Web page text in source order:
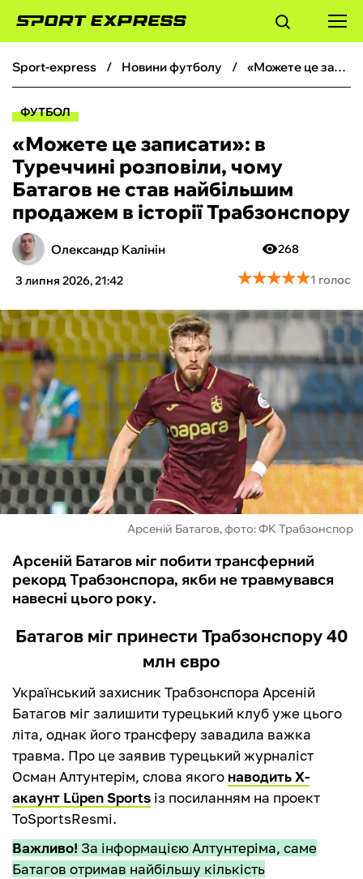
ФУТБОЛ
БОКС
ХОКЕЙ
ТЕНІС
КІБЕРСПОРТ
ЧС-2026
ФУТЗАЛ
ІНШІ
БУКМЕКЕРИ
sport-express новини футболу «Можете це записати»: в Туреччині розповіли, чому Батагов не став найбільшим продажем в історії Трабзонспору
ФУТБОЛ
«Можете це записати»: в
Туреччині розповіли, чому
Батагов не став найбільшим
продажем в історії Трабзонспору
Олександр Калінін
3 липня 2026, 21:42
268
★★★★★
★★★★★1 голос
Арсеній Батагов, фото: ФК Трабзонспор
Арсеній Батагов міг побити трансферний
рекорд Трабзонспора, якби не травмувався
навесні цього року.
Батагов міг принести Трабзонспору 40
млн євро
Український захисник Трабзонспора Арсеній
Батагов міг залишити турецький клуб уже цього
літа, однак його трансферу завадила важка
травма. Про це заявив турецький журналіст
Осман Алтунтерім, слова якого наводить Х-
акаунт Lüpen Sports із посиланням на проект
ToSportsResmi.
Важливо! За інформацією Алтунтеріма, саме
Батагов отримав найбільшу кількість